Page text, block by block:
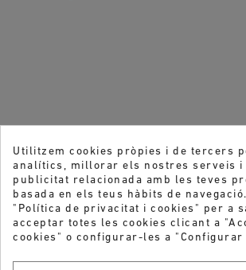
Utilitzem cookies pròpies i de tercers
analítics, millorar els nostres serveis i
publicitat relacionada amb les teves
basada en els teus hàbits de
"Política de privacitat i cookies" per a
acceptar totes les cookies clicant a
cookies" o configurar-les a "Configurar